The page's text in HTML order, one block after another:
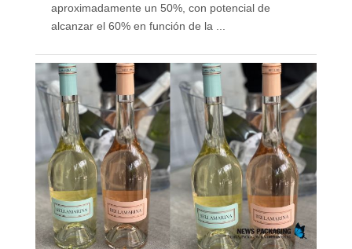
aproximadamente un 50%, con potencial de
alcanzar el 60% en función de la ...